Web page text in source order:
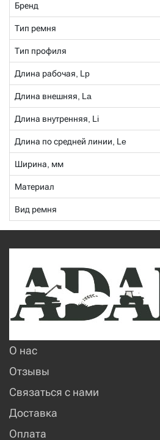
Бренд
Тип ремня
Тип профиля
Длина рабочая, Lp
Длина внешняя, La
Длина внутренняя, Li
Длина по средней линии, Le
Ширина, мм
Материал
Вид ремня
О нас
Отзывы
Связаться с нами
Доставка
Оплата